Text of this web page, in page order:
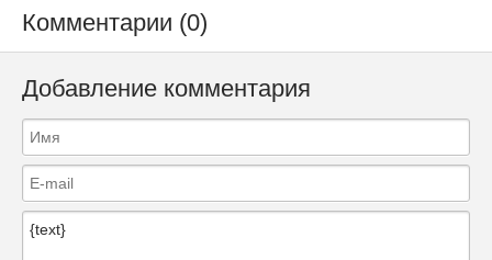
Комментарии (0)
Добавление комментария